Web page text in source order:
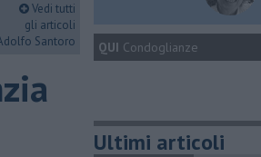
Vedi tutti
gli articoli
Santoro
QUI Condoglianze
Ultimi articoli